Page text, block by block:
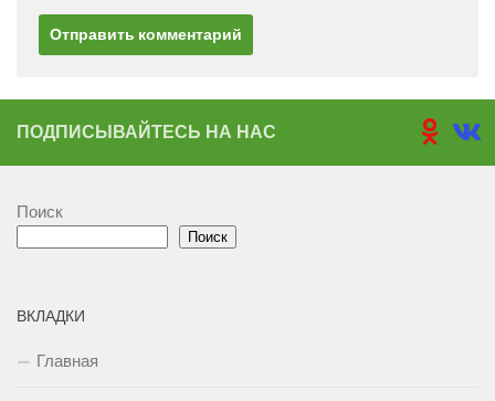
ПОДПИСЫВАЙТЕСЬ НА НАС
Поиск
Поиск
ВКЛАДКИ
Главная